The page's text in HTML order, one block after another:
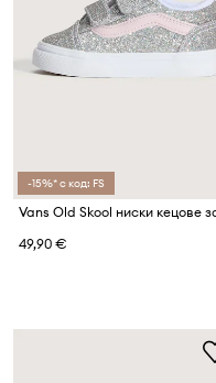
-15%* с код: FS
49,90 €